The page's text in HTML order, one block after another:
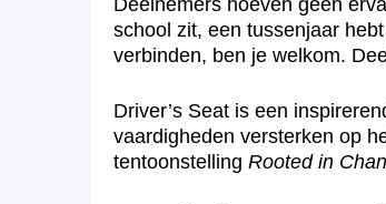
school zit, een tussenjaar
verbinden, ben je welkom.
Driver’s Seat is een
vaardigheden versterken op
tentoonstelling Rooted in